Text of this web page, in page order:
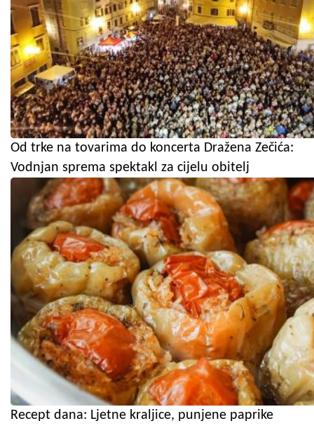
Od trke na tovarima do koncerta Dražena Zečića:
Vodnjan sprema spektakl za cijelu obitelj
Recept dana: Ljetne kraljice, punjene paprike